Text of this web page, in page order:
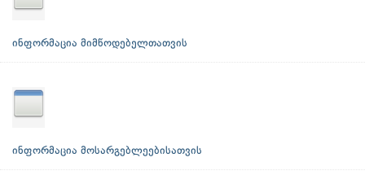
ინფორმაცია მიმწოდებელთათვის
ინფორმაცია მოსარგებლეებისათვის